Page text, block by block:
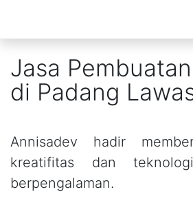
Jasa
di Padang
Annisadev hadir
kreatifitas dan
berpengalaman.